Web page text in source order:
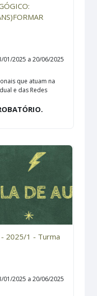
01/2025 a 20/06/2025
que atuam na
e das Redes
2025/1 - Turma 2
- 2025/1 - Turma
01/2025 a 20/06/2025